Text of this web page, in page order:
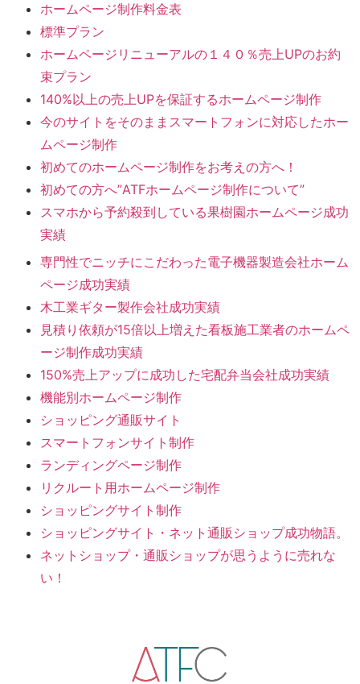
ホームページ制作料金表
標準プラン
ホームページリニューアルの１４０％売上UPのお約
束プラン
140%以上の売上UPを保証するホームページ制作
今のサイトをそのままスマートフォンに対応したホー
ムページ制作
初めてのホームページ制作をお考えの方へ！
初めての方へ”ATFホームページ制作について”
スマホから予約殺到している果樹園ホームページ成功
実績
専門性でニッチにこだわった電子機器製造会社ホーム
ページ成功実績
木工業ギター製作会社成功実績
見積り依頼が15倍以上増えた看板施工業者のホームペ
ージ制作成功実績
150%売上アップに成功した宅配弁当会社成功実績
機能別ホームページ制作
ショッピング通販サイト
スマートフォンサイト制作
ランディングページ制作
リクルート用ホームページ制作
ショッピングサイト制作
ショッピングサイト・ネット通販ショップ成功物語。
ネットショップ・通販ショップが思うように売れな
い！